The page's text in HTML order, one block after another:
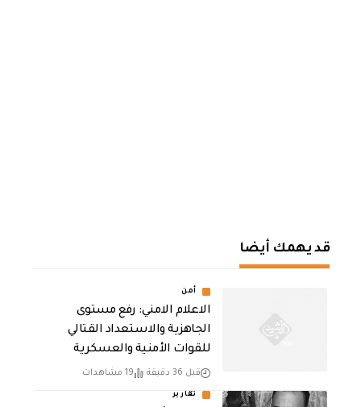
قد يهمك أيضا
أمن
الاعلام الامني: رفع مستوى
الجاهزية والاستعداد القتالي
للقوات الأمنية والعسكرية
قبل 36 دقيقة 19 مشاهدات
تقارير